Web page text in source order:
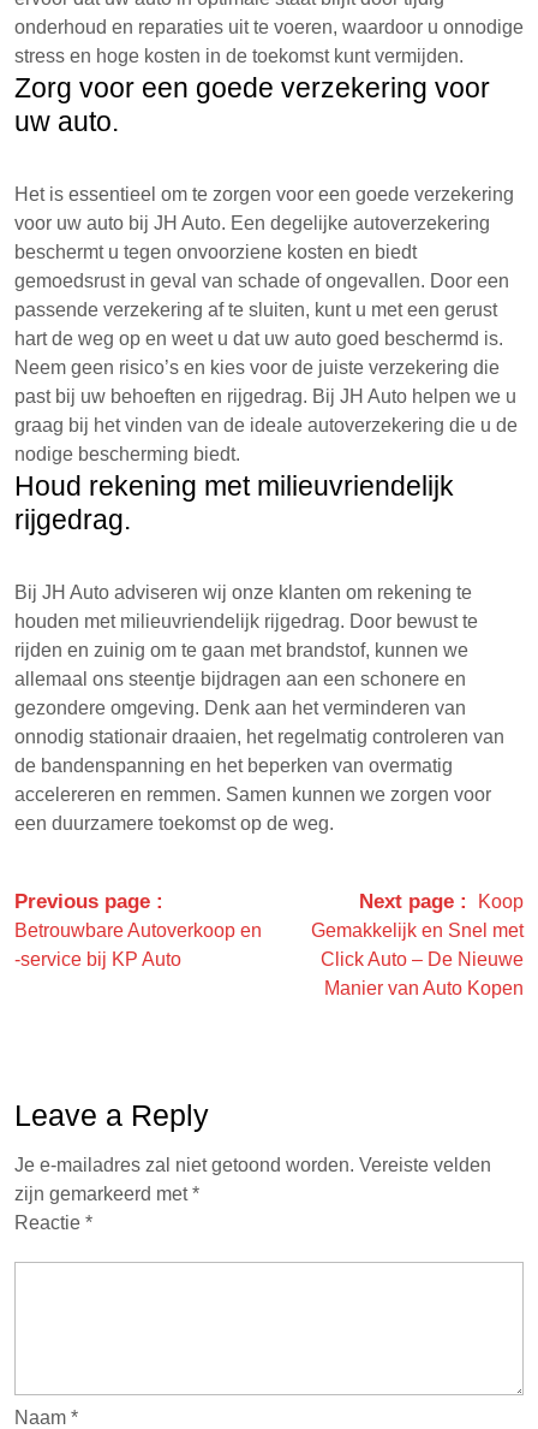
onderhoud en reparaties uit te voeren, waardoor u onnodige
stress en hoge kosten in de toekomst kunt vermijden.
Zorg voor een goede verzekering voor
uw auto.
Het is essentieel om te zorgen voor een goede verzekering
voor uw auto bij JH Auto. Een degelijke autoverzekering
beschermt u tegen onvoorziene kosten en biedt
gemoedsrust in geval van schade of ongevallen. Door een
passende verzekering af te sluiten, kunt u met een gerust
hart de weg op en weet u dat uw auto goed beschermd is.
Neem geen risico’s en kies voor de juiste verzekering die
past bij uw behoeften en rijgedrag. Bij JH Auto helpen we u
graag bij het vinden van de ideale autoverzekering die u de
nodige bescherming biedt.
Houd rekening met milieuvriendelijk
rijgedrag.
Bij JH Auto adviseren wij onze klanten om rekening te
houden met milieuvriendelijk rijgedrag. Door bewust te
rijden en zuinig om te gaan met brandstof, kunnen we
allemaal ons steentje bijdragen aan een schonere en
gezondere omgeving. Denk aan het verminderen van
onnodig stationair draaien, het regelmatig controleren van
de bandenspanning en het beperken van overmatig
accelereren en remmen. Samen kunnen we zorgen voor
een duurzamere toekomst op de weg.
Previous page
Betrouwbare Autoverkoop en
-service bij KP Auto
Next page
Koop
Gemakkelijk en Snel met
Click Auto – De Nieuwe
Manier van Auto Kopen
Leave a Reply
Je e-mailadres zal niet getoond worden. Vereiste velden
zijn gemarkeerd met*
Reactie *
Naam *